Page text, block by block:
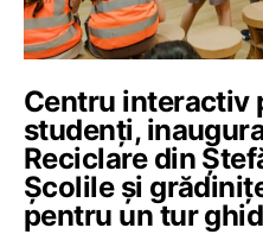
Centru interactiv
studenţi,
Reciclare din
Școlile și
pentru un tur